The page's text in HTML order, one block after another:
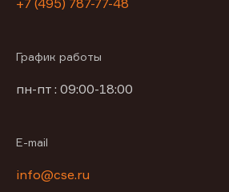
+7 (495) 787-77-48
График работы
пн-пт : 09:00-18:00
E-mail
info@cse.ru